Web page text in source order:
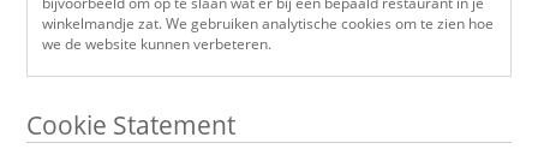
winkelmandje zat. We gebruiken analytische cookies om te zien hoe
we de website kunnen verbeteren.
Cookie Statement